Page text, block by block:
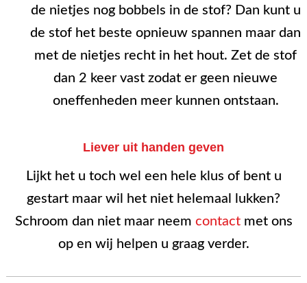
de nietjes nog bobbels in de stof? Dan kunt u
de stof het beste opnieuw spannen maar dan
met de nietjes recht in het hout. Zet de stof
dan 2 keer vast zodat er geen nieuwe
oneffenheden meer kunnen ontstaan.
Liever uit handen geven
Lijkt het u toch wel een hele klus of bent u
gestart maar wil het niet helemaal lukken?
Schroom dan niet maar neem contactmet ons
op en wij helpen u graag verder.